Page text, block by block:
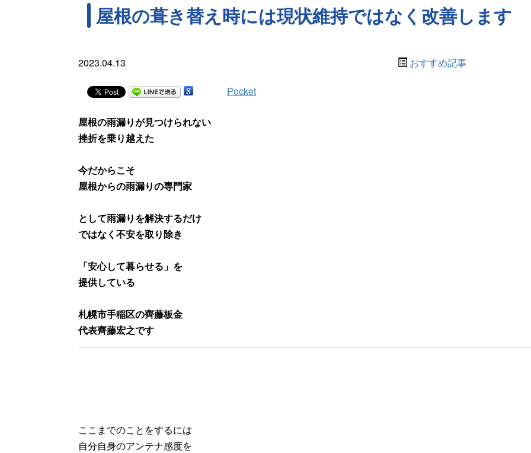
屋根の葺き替え時には現状維持ではなく改善します
2023.04.13 おすすめ記事
Pocket
屋根の雨漏りが見つけられない
挫折を乗り越えた
今だからこそ
屋根からの雨漏りの専門家
として雨漏りを解決するだけ
ではなく不安を取り除き
「安心して暮らせる」を
提供している
札幌市手稲区の齊藤板金
代表齊藤宏之です
ここまでのことをするには
自分自身のアンテナ感度を